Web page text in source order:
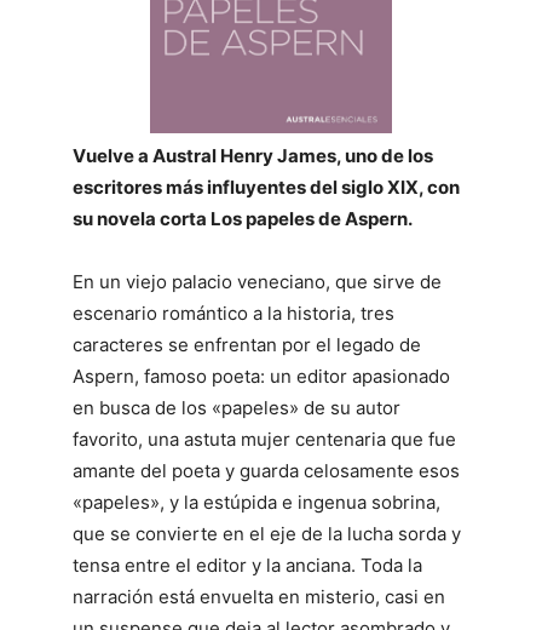
Vuelve a Austral Henry James, uno de los
escritores más influyentes del siglo XIX, con
su novela corta Los papeles de Aspern.
En un viejo palacio veneciano, que sirve de
escenario romántico a la historia, tres
caracteres se enfrentan por el legado de
Aspern, famoso poeta: un editor apasionado
en busca de los «papeles» de su autor
favorito, una astuta mujer centenaria que fue
amante del poeta y guarda celosamente esos
«papeles», y la estúpida e ingenua sobrina,
que se convierte en el eje de la lucha sorda y
tensa entre el editor y la anciana. Toda la
narración está envuelta en misterio, casi en